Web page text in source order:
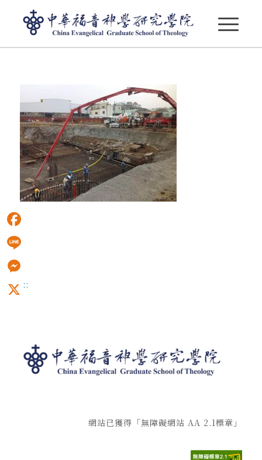
:::
網站已獲得「無障礙網站 AA 2.1標章」
Facebook
Line
Messenger